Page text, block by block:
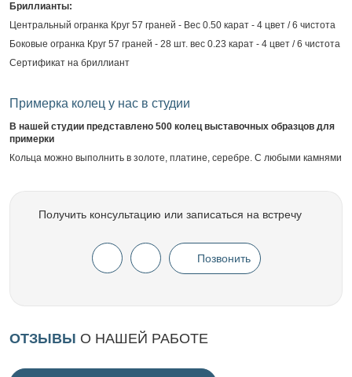
Бриллианты:
Центральный огранка Круг 57 граней - Вес 0.50 карат - 4 цвет / 6 чистота
Боковые огранка Круг 57 граней - 28 шт. вес 0.23 карат - 4 цвет / 6 чистота
Сертификат на бриллиант
Примерка колец у нас в студии
В нашей студии представлено 500 колец выставочных образцов для
примерки
Кольца можно выполнить в золоте, платине, серебре. С любыми камнями
Получить консультацию или записаться на встречу
Позвонить
ОТЗЫВЫ О НАШЕЙ РАБОТЕ